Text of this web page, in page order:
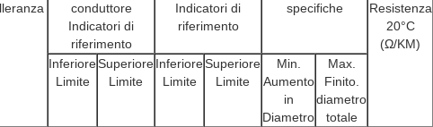
conduttore
Indicatori di
riferimento
Indicatori di
riferimento
specifiche
Resistenza
20°C
(Ω/KM)
Inferiore
Limite
Superiore
Limite
Inferiore
Limite
Superiore
Limite
Min.
Aumento
in
Diametro
Max.
Finito.
diametro
totale